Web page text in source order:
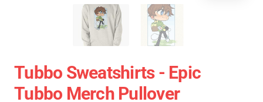
Tubbo Sweatshirts - Epic
Tubbo Merch Pullover